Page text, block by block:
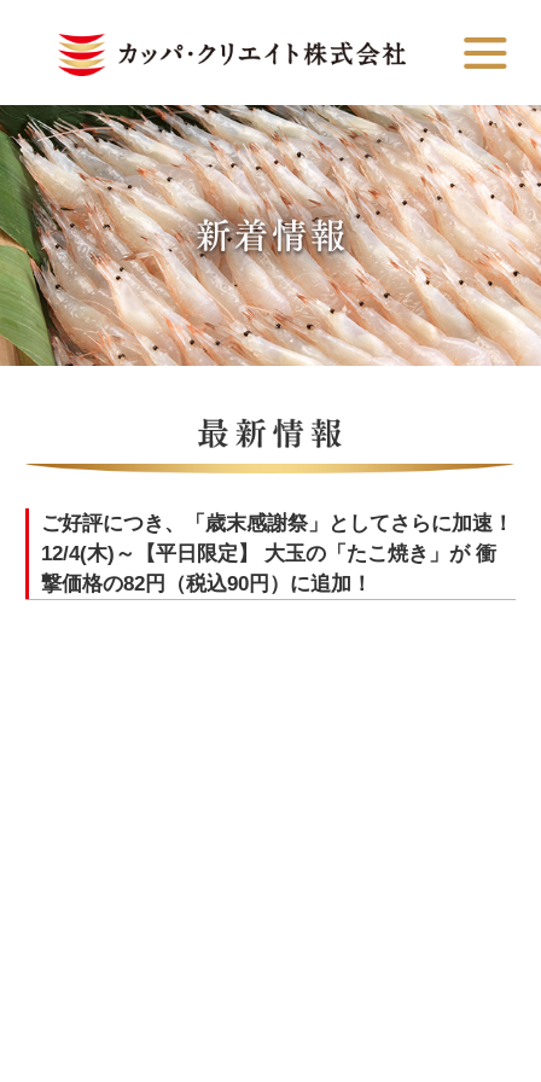
ご好評につき、「歳末感謝祭」としてさらに加速！
12/4(木)～【平日限定】 大玉の「たこ焼き」が 衝
撃価格の82円（税込90円）に追加！